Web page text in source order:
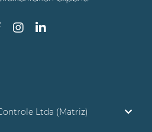
Ltda (Matriz)